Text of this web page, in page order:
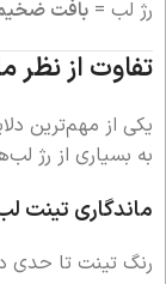
رژ لب = بافت
تفاوت از نظر
یکی از مهم‌ترین
به بسیاری از رژ
ماندگاری تینت
رنگ تینت تا حدی